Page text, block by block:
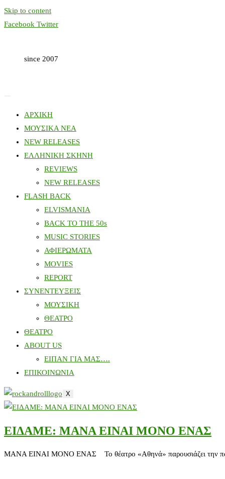
Skip to content
Facebook Twitter
since 2007
ΑΡΧΙΚΗ
ΜΟΥΣΙΚΑ ΝΕΑ
NEW RELEASES
ΕΛΛΗΝΙΚΗ ΣΚΗΝΗ
REVIEWS
NEW RELEASES
FLASH BACK
ELVISMANIA
BACK TO THE 50s
MUSIC STORIES
ΑΦΙΕΡΩΜΑΤΑ
MOVIES
REPORT
ΣΥΝΕΝΤΕΥΞΕΙΣ
ΜΟΥΣΙΚΗ
ΘΕΑΤΡΟ
ΘΕΑΤΡΟ
ABOUT US
ΕΙΠΑΝ ΓΙΑ ΜΑΣ….
ΕΠΙΚΟΙΝΩΝΙΑ
X
ΕΙΔΑΜΕ: ΜΑΝΑ ΕΙΝΑΙ ΜΟΝΟ ΕΝΑΣ
ΜΑΝΑ ΕΙΝΑΙ ΜΟΝΟ ΕΝΑΣ Το θέατρο «Αθηνά» παρουσιάζει την